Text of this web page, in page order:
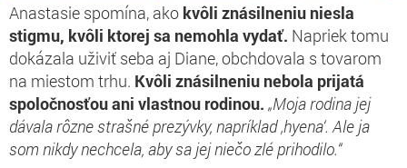
Anastasie spomína, ako kvôli znásilneniu niesla
stigmu, kvôli ktorej sa nemohla vydať. Napriek tomu
dokázala uživiť seba aj Diane, obchdovala s tovarom
na miestom trhu. Kvôli znásilneniu nebola prijatá
spoločnosťou ani vlastnou rodinou. „Moja rodina jej
dávala rôzne strašné prezývky, napríklad ‚hyena‘. Ale ja
som nikdy nechcela, aby sa jej niečo zlé prihodilo.“